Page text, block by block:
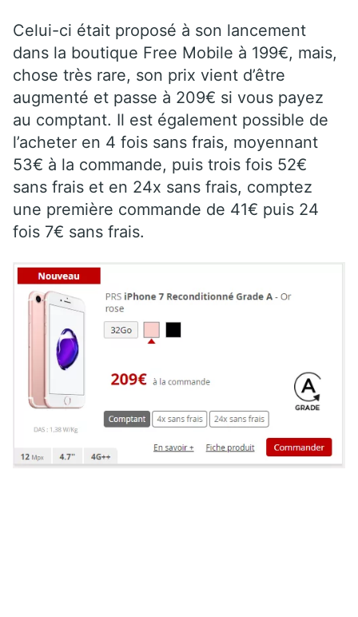
Celui-ci était proposé à son lancement
dans la boutique Free Mobile à 199€, mais,
chose très rare, son prix vient d’être
augmenté et passe à 209€ si vous payez
au comptant. Il est également possible de
l’acheter en 4 fois sans frais, moyennant
53€ à la commande, puis trois fois 52€
sans frais et en 24x sans frais, comptez
une première commande de 41€ puis 24
fois 7€ sans frais.